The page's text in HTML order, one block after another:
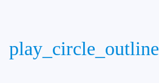
play_circle_outline